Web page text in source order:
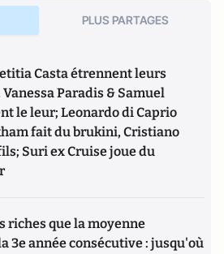
PLUS PARTAGES
Casta étrennent leurs
Paradis & Samuel
le leur; Leonardo di Caprio
fait du brukini, Cristiano
Suri ex Cruise joue du
riches que la moyenne
3e année consécutive : jusqu'où